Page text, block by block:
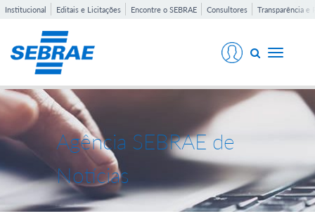
Institucional Editais e Licitações Encontre o SEBRAE Consultores Transparência e
Toggle
Agência SEBRAE de
Notícias